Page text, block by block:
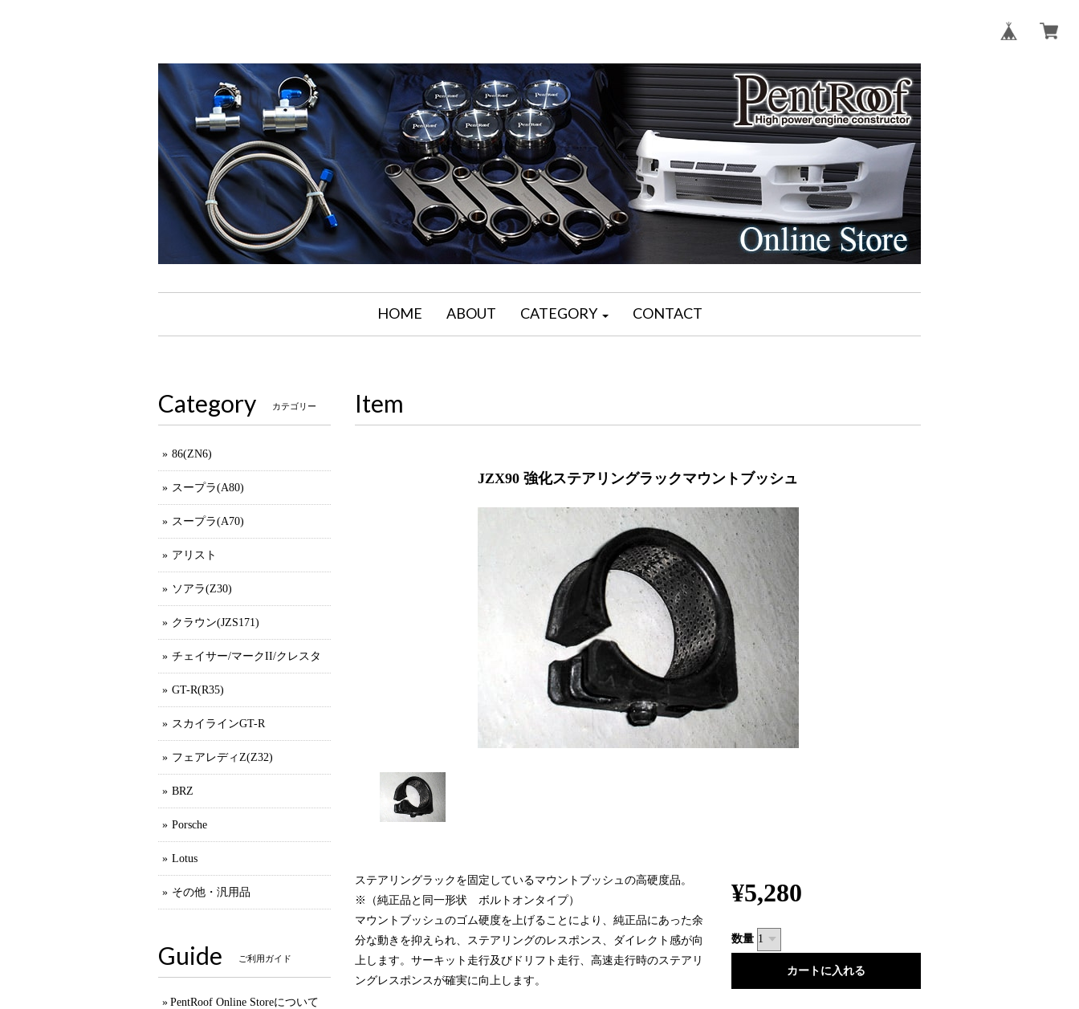
HOME ABOUT CATEGORY CONTACT
Item
JZX90 強化ステアリングラックマウントブッシュ
ステアリングラックを固定しているマウントブッシュの高硬度品。
※（純正品と同一形状 ボルトオンタイプ）
マウントブッシュのゴム硬度を上げることにより、純正品にあった余
分な動きを抑えられ、ステアリングのレスポンス、ダイレクト感が向
上します。サーキット走行及びドリフト走行、高速走行時のステアリ
ングレスポンスが確実に向上します。
¥5,280
数量
Category カテゴリー
86(ZN6)
スープラ(A80)
スープラ(A70)
アリスト
ソアラ(Z30)
クラウン(JZS171)
チェイサー/マークII/クレスタ
GT-R(R35)
スカイラインGT-R
フェアレディZ(Z32)
BRZ
Porsche
Lotus
その他・汎用品
Guide ご利用ガイド
PentRoof Online Storeについて